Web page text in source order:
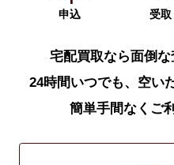
申込 受取
宅配買取なら面倒な
24時間いつでも、空い
簡単手間なくご